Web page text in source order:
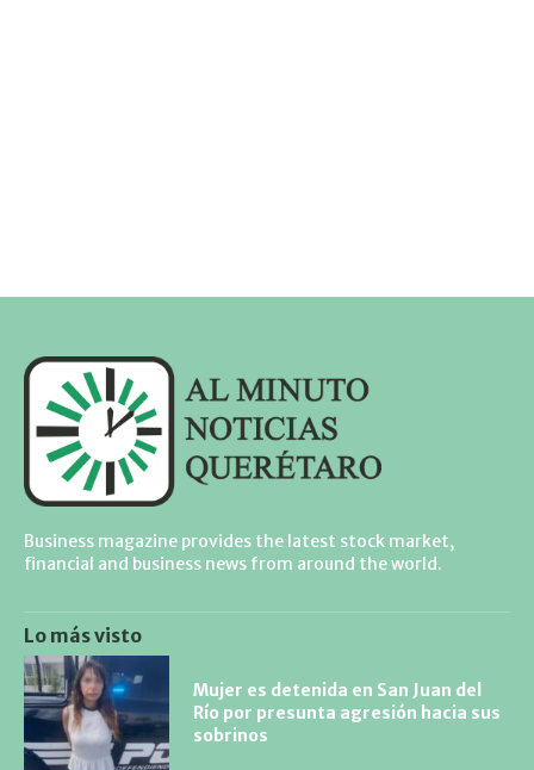
Business magazine provides the latest stock market,
financial and business news from around the world.
Lo más visto
Mujer es detenida en San Juan del
Río por presunta agresión hacia sus
sobrinos